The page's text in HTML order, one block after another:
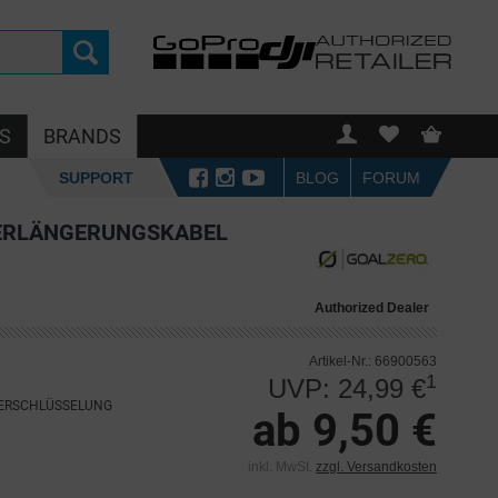
BRANDS
SUPPORT BLOG FORUM
Authorized Dealer
Artikel-Nr.: 66900563
UVP: 24,99 €1
ab 9,50 €
inkl. MwSt. zzgl. Versandkosten